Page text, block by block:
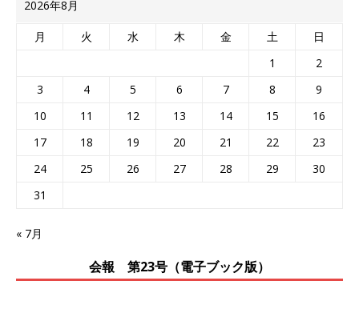
2026年8月
月 火 水 木 金 土
日
1
2
3
4 5 6 7 8
9
10
11 12 13 14 15
16
17
18 19 20 21 22
23
24
25 26 27 28 29
30
31
« 7月
会報 第23号（電子ブック版）